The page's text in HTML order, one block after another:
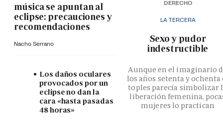
música se apuntan al
eclipse: precauciones y
recomendaciones
Nacho Serrano
Los daños oculares
provocados por un
eclipse no dan la
cara «hasta pasadas
48 horas»
LA TERCERA
­Sexo y pudor
indestructible
Aunque en el imaginario
los años setenta y ochenta
toples parecía simbolizar
liberación femenina,
mujeres lo practican
DERECHO